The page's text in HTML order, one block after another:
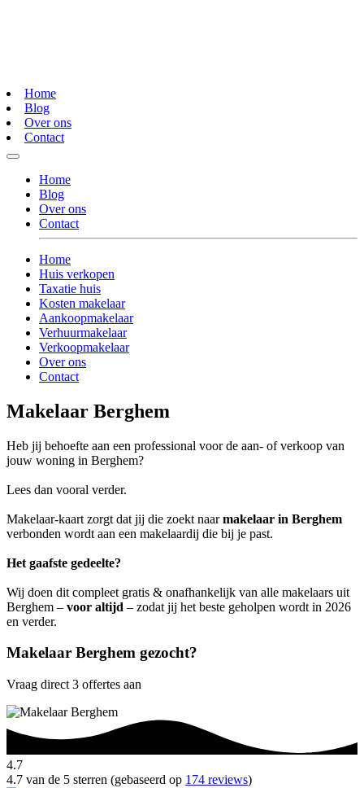
Home
Blog
Over ons
Contact
Home
Blog
Over ons
Contact
Home
Huis verkopen
Taxatie huis
Kosten makelaar
Aankoopmakelaar
Verhuurmakelaar
Verkoopmakelaar
Over ons
Contact
Makelaar Berghem
Heb jij behoefte aan een professional voor de aan- of verkoop van
jouw woning in Berghem?
Lees dan vooral verder.
Makelaar-kaart zorgt dat jij die zoekt naarmakelaar in Berghem
verbonden wordt aan een makelaardij die bij je past.
Het gaafste gedeelte?
Wij doen dit compleet gratis & onafhankelijk van alle makelaars uit
Berghem – voor altijd – zodat jij het beste geholpen wordt in 2026
en verder.
Makelaar Berghem gezocht?
Vraag direct 3 offertes aan
4.7
4.7 van de 5 sterren (gebaseerd op 174 reviews)